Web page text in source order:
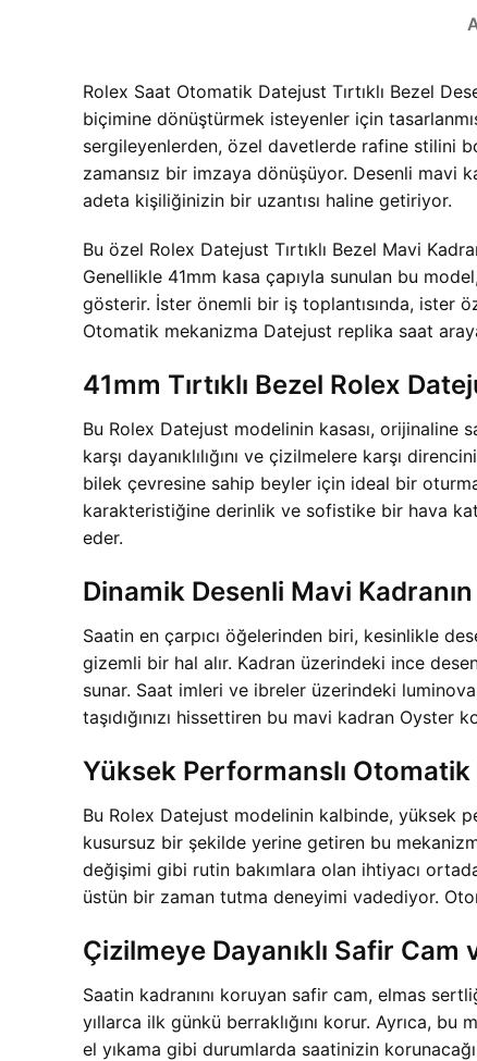
Rolex Saat Otomatik Datejust Tırtıklı Bezel
biçimine dönüştürmek isteyenler için
sergileyenlerden, özel davetlerde rafine stilini
zamansız bir imzaya dönüşüyor. Desenli mavi
adeta kişiliğinizin bir uzantısı haline getiriyor.
Bu özel Rolex Datejust Tırtıklı Bezel Mavi
Genellikle 41mm kasa çapıyla sunulan bu
gösterir. İster önemli bir iş toplantısında, ister
Otomatik mekanizma Datejust replika saat
41mm Tırtıklı Bezel Rolex
Bu Rolex Datejust modelinin kasası, orijinaline
karşı dayanıklılığını ve çizilmelere karşı
bilek çevresine sahip beyler için ideal bir
karakteristiğine derinlik ve sofistike bir hava
eder.
Dinamik Desenli Mavi
Saatin en çarpıcı öğelerinden biri, kesinlikle
gizemli bir hal alır. Kadran üzerindeki ince
sunar. Saat imleri ve ibreler üzerindeki
taşıdığınızı hissettiren bu mavi kadran Oyster
Yüksek Performanslı
Bu Rolex Datejust modelinin kalbinde, yüksek
kusursuz bir şekilde yerine getiren bu
değişimi gibi rutin bakımlara olan ihtiyacı
üstün bir zaman tutma deneyimi vadediyor.
Çizilmeye Dayanıklı Safir
Saatin kadranını koruyan safir cam, elmas
yıllarca ilk günkü berraklığını korur. Ayrıca,
el yıkama gibi durumlarda saatinizin